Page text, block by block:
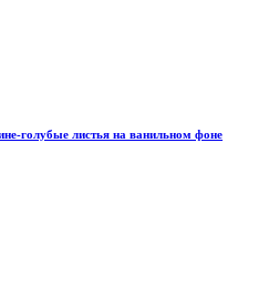
голубые листья на ванильном фоне